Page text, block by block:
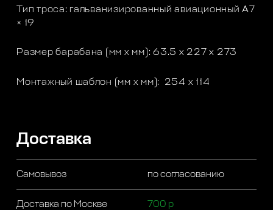
Тип троса: гальванизированный авиационный A7
× 19
Размер барабана (мм x мм): 63.5 x 227 х 273
Монтажный шаблон (мм x мм): 254 x 114
Доставка
Самовывоз по согласованию
Доставка по Москве
700 р